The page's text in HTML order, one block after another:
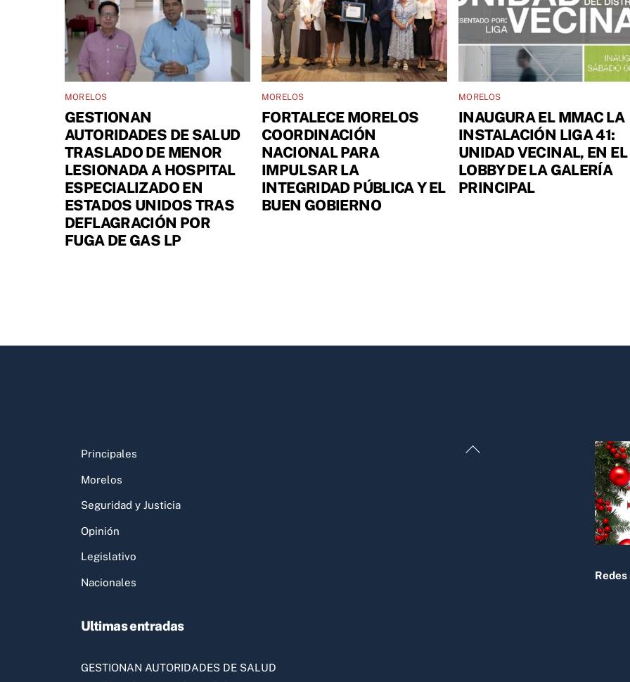
MORELOS
GESTIONAN
AUTORIDADES DE SALUD
TRASLADO DE MENOR
LESIONADA A HOSPITAL
ESPECIALIZADO EN
ESTADOS UNIDOS TRAS
DEFLAGRACIÓN POR
FUGA DE GAS LP
MORELOS
FORTALECE MORELOS
COORDINACIÓN
NACIONAL PARA
IMPULSAR LA
INTEGRIDAD PÚBLICA Y EL
BUEN GOBIERNO
MORELOS
INAUGURA EL MMAC LA
INSTALACIÓN LIGA 41:
UNIDAD VECINAL, EN EL
LOBBY DE LA GALERÍA
PRINCIPAL
Back
Principales
Morelos
Seguridad y Justicia
Opinión
Legislativo
Nacionales
Ultimas entradas
GESTIONAN AUTORIDADES DE SALUD